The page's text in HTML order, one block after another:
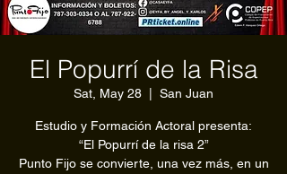
El Popurrí de la Risa
Sat, May 28 San Juan
Estudio y Formación Actoral presenta:
“El Popurrí de la risa 2”
Punto Fijo se convierte, una vez más, en un